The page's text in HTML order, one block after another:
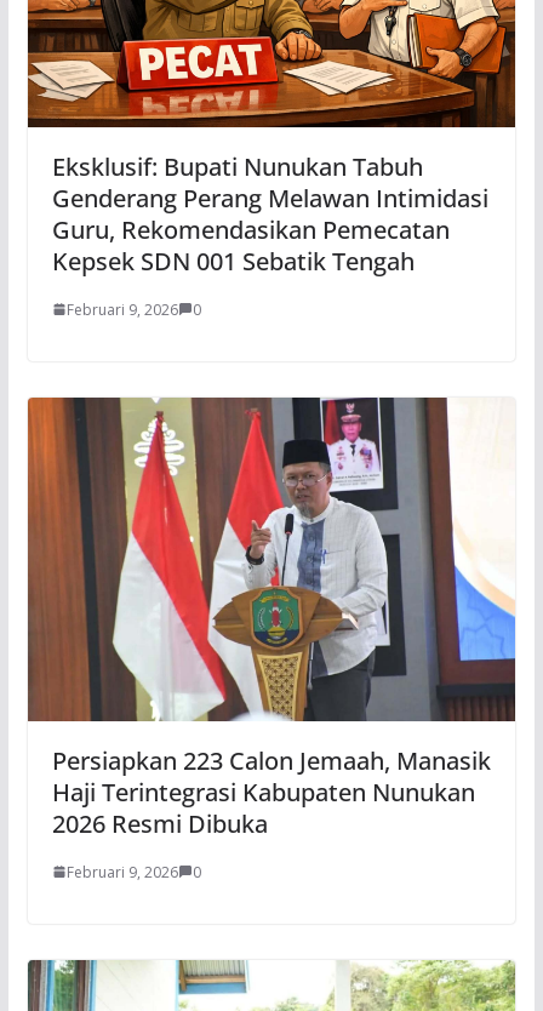
Eksklusif: Bupati Nunukan Tabuh
Genderang Perang Melawan Intimidasi
Guru, Rekomendasikan Pemecatan
Kepsek SDN 001 Sebatik Tengah
Februari 9, 2026 0
Persiapkan 223 Calon Jemaah, Manasik
Haji Terintegrasi Kabupaten Nunukan
2026 Resmi Dibuka
Februari 9, 2026 0